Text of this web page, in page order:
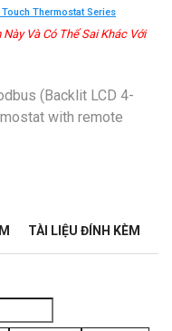
Thermostat Series
Và Có Thể Sai Khác Với
(Backlit LCD 4-
with remote
TÀI LIỆU ĐÍNH KÈM